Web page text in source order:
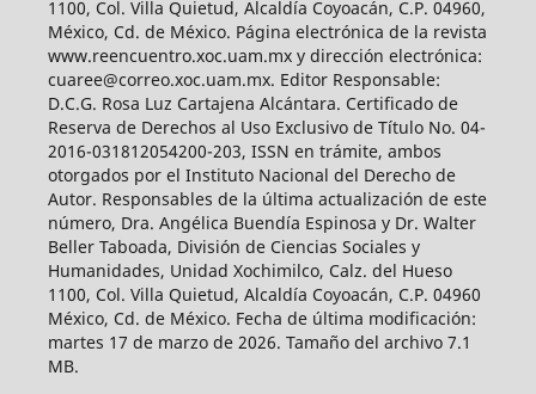
1100, Col. Villa Quietud, Alcaldía Coyoacán, C.P. 04960,
México, Cd. de México. Página electrónica de la revista
www.reencuentro.xoc.uam.mx y dirección electrónica:
cuaree@correo.xoc.uam.mx. Editor Responsable:
D.C.G. Rosa Luz Cartajena Alcántara. Certificado de
Reserva de Derechos al Uso Exclusivo de Título No. 04-
2016-031812054200-203, ISSN en trámite, ambos
otorgados por el Instituto Nacional del Derecho de
Autor. Responsables de la última actualización de este
número, Dra. Angélica Buendía Espinosa y Dr. Walter
Beller Taboada, División de Ciencias Sociales y
Humanidades, Unidad Xochimilco, Calz. del Hueso
1100, Col. Villa Quietud, Alcaldía Coyoacán, C.P. 04960
México, Cd. de México. Fecha de última modificación:
martes 17 de marzo de 2026. Tamaño del archivo 7.1
MB.